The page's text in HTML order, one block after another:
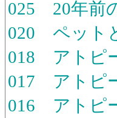
025 20年前
020 ペット
018 アトピ
017 アトピ
016 アトピ